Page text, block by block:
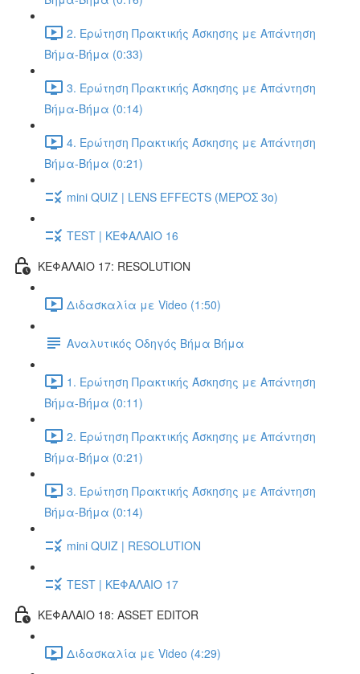
2. Ερώτηση Πρακτικής Άσκησης με Απάντηση
Βήμα-Βήμα (0:33)
3. Ερώτηση Πρακτικής Άσκησης με Απάντηση
Βήμα-Βήμα (0:14)
4. Ερώτηση Πρακτικής Άσκησης με Απάντηση
Βήμα-Βήμα (0:21)
mini QUIZ | LENS EFFECTS (ΜΕΡΟΣ 3o)
TEST | ΚΕΦΑΛΑΙΟ 16
ΚΕΦΑΛΑΙΟ 17: RESOLUTION
Διδασκαλία με Video (1:50)
Αναλυτικός Οδηγός Βήμα Βήμα
1. Ερώτηση Πρακτικής Άσκησης με Απάντηση
Βήμα-Βήμα (0:11)
2. Ερώτηση Πρακτικής Άσκησης με Απάντηση
Βήμα-Βήμα (0:21)
3. Ερώτηση Πρακτικής Άσκησης με Απάντηση
Βήμα-Βήμα (0:14)
mini QUIZ | RESOLUTION
TEST | ΚΕΦΑΛΑΙΟ 17
ΚΕΦΑΛΑΙΟ 18: ASSET EDITOR
Διδασκαλία με Video (4:29)